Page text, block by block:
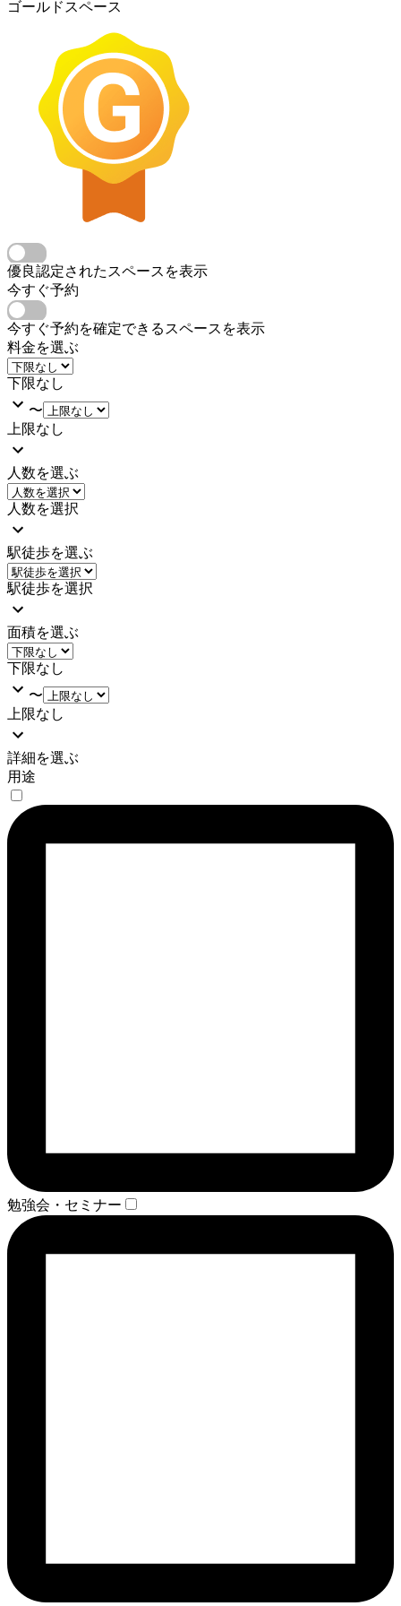
ゴールドスペース
優良認定されたスペースを表示
今すぐ予約
今すぐ予約を確定できるスペースを表示
料金を選ぶ
下限なし
〜
上限なし
人数を選ぶ
人数を選択
駅徒歩を選ぶ
駅徒歩を選択
面積を選ぶ
下限なし
〜
上限なし
詳細を選ぶ
用途
勉強会・セミナー